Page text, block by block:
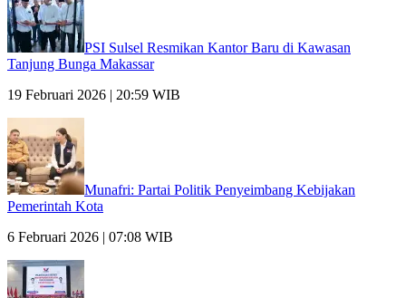
PSI Sulsel Resmikan Kantor Baru di Kawasan
Tanjung Bunga Makassar
19 Februari 2026 | 20:59 WIB
Munafri: Partai Politik Penyeimbang Kebijakan
Pemerintah Kota
6 Februari 2026 | 07:08 WIB